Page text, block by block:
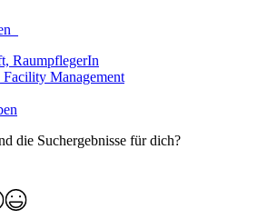
RaumpflegerIn
Facility Management
die Suchergebnisse für dich?